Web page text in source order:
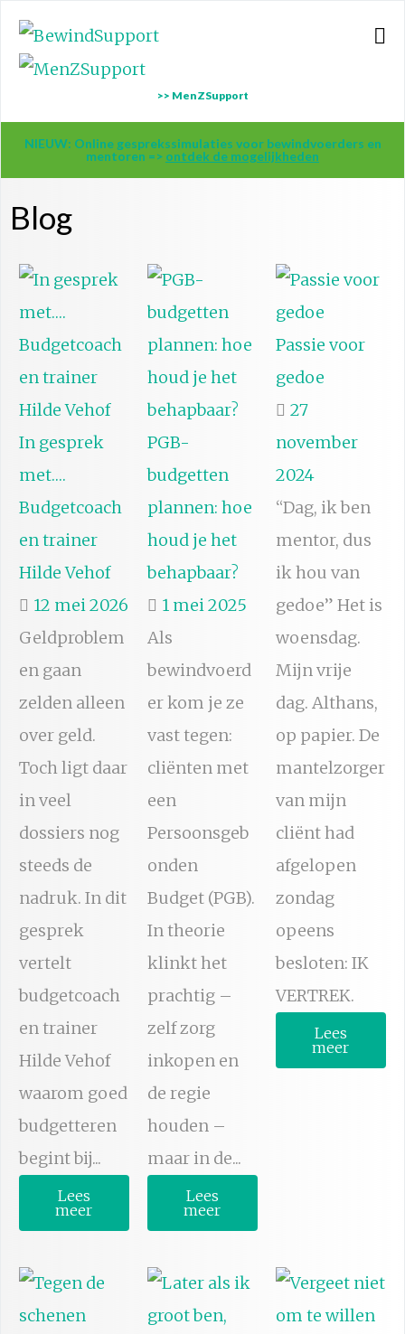
>> MenZSupport
NIEUW: Online gesprekssimulaties voor bewindvoerders en
mentoren => ontdek de mogelijkheden
Blog
In gesprek
met….
Budgetcoach
en trainer
Hilde Vehof
12 mei 2026
Geldproblem
en gaan
zelden alleen
over geld.
Toch ligt daar
in veel
dossiers nog
steeds de
nadruk. In dit
gesprek
vertelt
budgetcoach
en trainer
Hilde Vehof
waarom goed
budgetteren
begint bij...
Lees
meer
PGB-
budgetten
plannen: hoe
houd je het
behapbaar?
1 mei 2025
Als
bewindvoerd
er kom je ze
vast tegen:
cliënten met
een
Persoonsgeb
onden
Budget (PGB).
In theorie
klinkt het
prachtig –
zelf zorg
inkopen en
de regie
houden –
maar in de...
Lees
meer
Passie voor
gedoe
27
november
2024
“Dag, ik ben
mentor, dus
ik hou van
gedoe” Het is
woensdag.
Mijn vrije
dag. Althans,
op papier. De
mantelzorger
van mijn
cliënt had
afgelopen
zondag
opeens
besloten: IK
VERTREK.
Lees
meer